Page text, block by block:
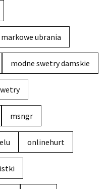
markowe ubrania
modne swetry damskie
msngr
onlinehurt